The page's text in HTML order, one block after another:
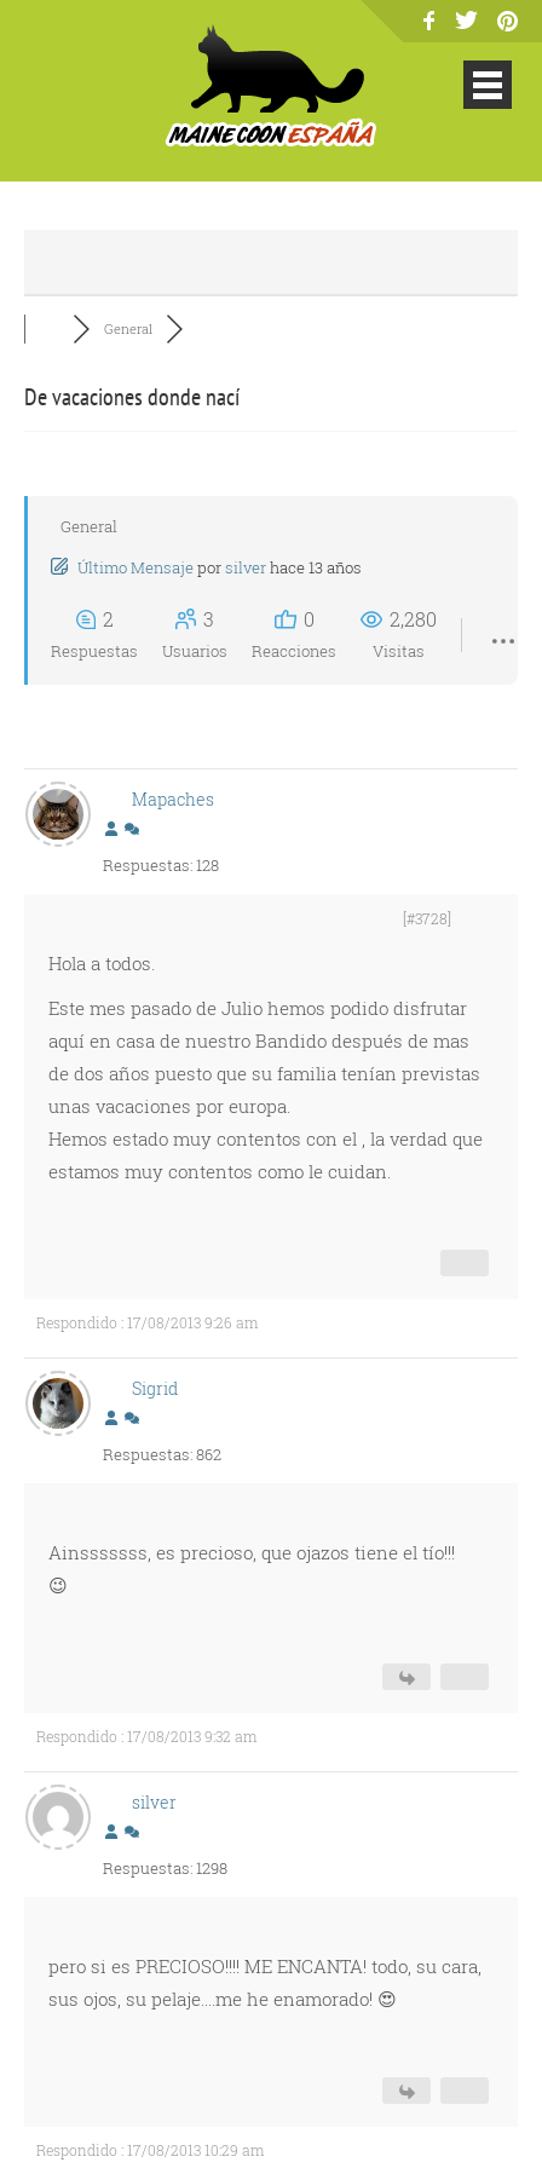
General
De vacaciones donde nací
General
Último Mensajeporsilverhace 13 años
2
Respuestas
3
Usuarios
0
Reacciones
2,280
Visitas
Mapaches
Respuestas: 128
[#3728]
Hola a todos.
Este mes pasado de Julio hemos podido disfrutar
aquí en casa de nuestro Bandido después de mas
de dos años puesto que su familia tenían previstas
unas vacaciones por europa.
Hemos estado muy contentos con el , la verdad que
estamos muy contentos como le cuidan.
Respondido : 17/08/2013 9:26 am
Sigrid
Respuestas: 862
Ainsssssss, es precioso, que ojazos tiene el tío!!!
😉
Respondido : 17/08/2013 9:32 am
silver
Respuestas: 1298
pero si es PRECIOSO!!!! ME ENCANTA! todo, su cara,
sus ojos, su pelaje....me he enamorado! 😍
Respondido : 17/08/2013 10:29 am